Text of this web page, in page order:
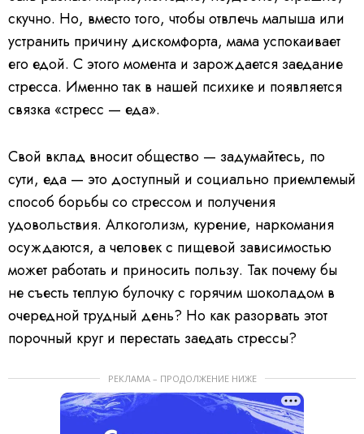
скучно. Но, вместо того, чтобы отвлечь малыша или
устранить причину дискомфорта, мама успокаивает
его едой. С этого момента и зарождается заедание
стресса. Именно так в нашей психике и появляется
связка «стресс — еда».
Свой вклад вносит общество — задумайтесь, по
сути, еда — это доступный и социально приемлемый
способ борьбы со стрессом и получения
удовольствия. Алкоголизм, курение, наркомания
осуждаются, а человек с пищевой зависимостью
может работать и приносить пользу. Так почему бы
не съесть теплую булочку с горячим шоколадом в
очередной трудный день? Но как разорвать этот
порочный круг и перестать заедать стрессы?
РЕКЛАМА – ПРОДОЛЖЕНИЕ НИЖЕ